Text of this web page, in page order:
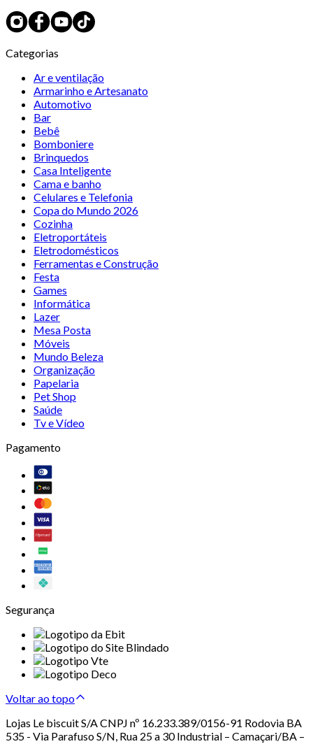
Categorias
Ar e ventilação
Armarinho e Artesanato
Automotivo
Bar
Bebê
Bomboniere
Brinquedos
Casa Inteligente
Cama e banho
Celulares e Telefonia
Copa do Mundo 2026
Cozinha
Eletroportáteis
Eletrodomésticos
Ferramentas e Construção
Festa
Games
Informática
Lazer
Mesa Posta
Móveis
Mundo Beleza
Organização
Papelaria
Pet Shop
Saúde
Tv e Vídeo
Pagamento
Segurança
Voltar ao topo
Lojas Le biscuit S/A CNPJ nº 16.233.389/0156-91 Rodovia BA
535 - Via Parafuso S/N, Rua 25 a 30 Industrial – Camaçari/BA –